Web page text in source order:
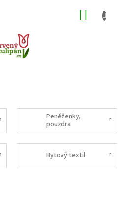
Peněženky,
pouzdra
Bytový textil